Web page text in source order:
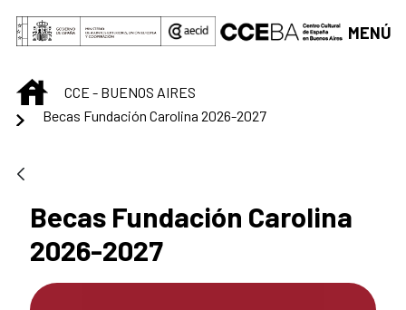
Saltar al contenido principal
MENÚ
INICIOCCE - BUENOS AIRES
Becas Fundación Carolina 2026-2027
Becas Fundación Carolina
2026-2027